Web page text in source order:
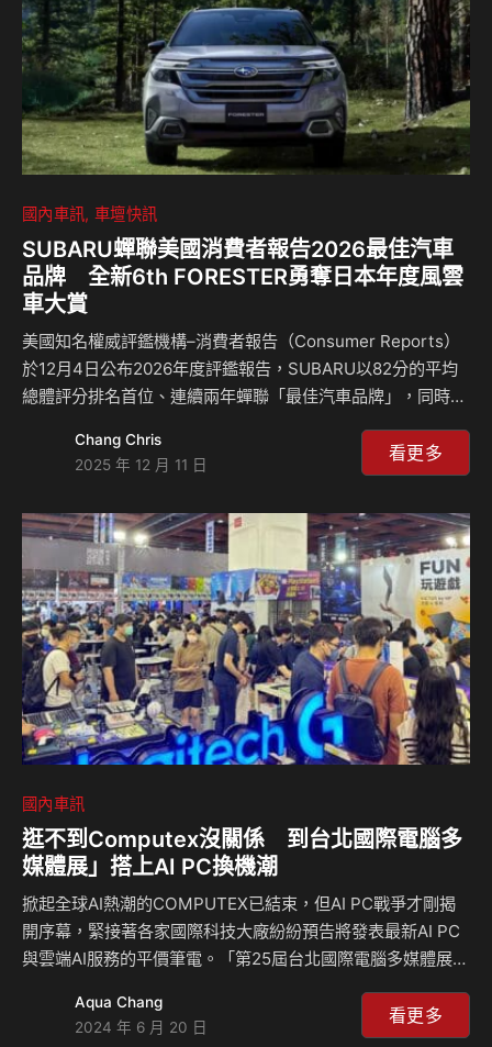
Design…
國內車訊 車壇快訊
SUBARU蟬聯美國消費者報告2026最佳汽車
品牌 全新6th FORESTER勇奪日本年度風雲
車大賞
美國知名權威評鑑機構–消費者報告（Consumer Reports）
於12月4日公布2026年度評鑑報告，SUBARU以82分的平均
總體評分排名首位、連續兩年蟬聯「最佳汽車品牌」，同時也
精湛造車工藝和產品質量深受肯定。 「SUBARU旗下車款不
僅具備卓越的駕駛性能和舒適性，同時採用質量精良的零部
SUBARU車款搭載的先進主被動安全系統，更在進行激烈駕駛
和煞車測試中表現出色」，《消費者報告》資深汽車測試總監
Jake Fisher表示。 今年的消費者報告完整匯集了逾200款美
國市場市售車款，…
Chang Chris
2025 年 12 月 11 日
看更多
國內車訊
逛不到Computex沒關係 到台北國際電腦多
媒體展」搭上AI PC換機潮
掀起全球AI熱潮的COMPUTEX已結束，但AI PC戰爭才剛揭
開序幕，緊接著各家國際科技大廠紛紛預告將發表最新AI PC
與雲端AI服務的平價筆電。「第25屆台北國際電腦多媒體展」
科技AI PC就趁暑期這一波，會展集結眾多科技品牌，包括
ASUS、Acer、GIGABYTE、MSI、HP、Lenovo、Dell、
Aqua Chang
2024 年 6 月 20 日
看更多